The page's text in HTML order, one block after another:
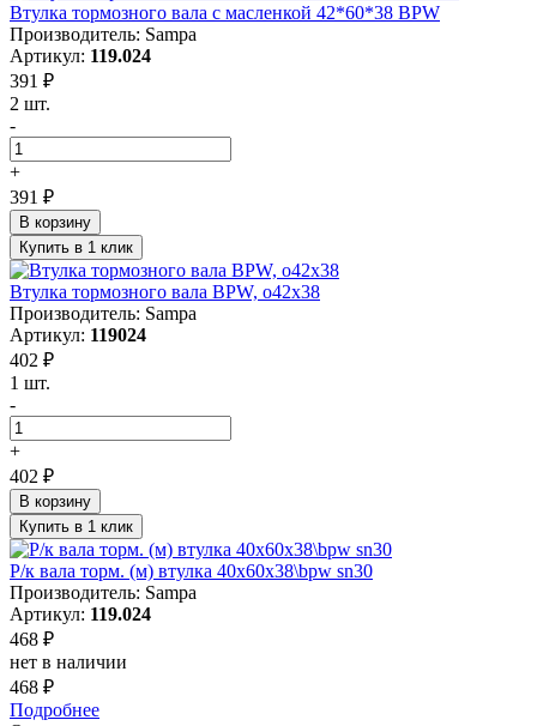
Втулка тормозного вала с масленкой 42*60*38 BPW
Производитель: Sampa
Артикул: 119.024
391 ₽
2 шт.
-
+
391 ₽
В корзину
Купить в 1 клик
Втулка тормозного вала BPW, o42x38
Производитель: Sampa
Артикул: 119024
402 ₽
1 шт.
-
+
402 ₽
В корзину
Купить в 1 клик
Р/к вала торм. (м) втулка 40x60x38\bpw sn30
Производитель: Sampa
Артикул: 119.024
468 ₽
нет в наличии
468 ₽
Подробнее